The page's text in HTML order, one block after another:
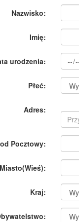
Nazwisko:
Imię:
urodzenia:
Płeć:
Adres:
Pocztowy:
Miasto(Wieś):
Kraj: